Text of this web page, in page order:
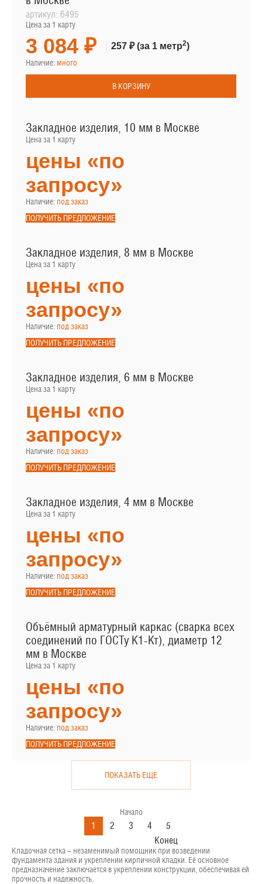
артикул: 6495
Цена за 1 карту
3 084 ₽ 257 ₽(за 1 метр2)
Наличие: много
В КОРЗИНУ
Закладное изделия, 10 мм в Москве
Цена за 1 карту
цены «по
запросу»
Наличие: под заказ
ПОЛУЧИТЬ ПРЕДЛОЖЕНИЕ
Закладное изделия, 8 мм в Москве
Цена за 1 карту
цены «по
запросу»
Наличие: под заказ
ПОЛУЧИТЬ ПРЕДЛОЖЕНИЕ
Закладное изделия, 6 мм в Москве
Цена за 1 карту
цены «по
запросу»
Наличие: под заказ
ПОЛУЧИТЬ ПРЕДЛОЖЕНИЕ
Закладное изделия, 4 мм в Москве
Цена за 1 карту
цены «по
запросу»
Наличие: под заказ
ПОЛУЧИТЬ ПРЕДЛОЖЕНИЕ
Объёмный арматурный каркас (сварка всех
соединений по ГОСТу К1-Кт), диаметр 12
мм в Москве
Цена за 1 карту
цены «по
запросу»
Наличие: под заказ
ПОЛУЧИТЬ ПРЕДЛОЖЕНИЕ
ПОКАЗАТЬ ЕЩЕ
Начало
1 2 3 4
5
Конец
Кладочная сетка – незаменимый помощник при возведении
фундамента здания и укреплении кирпичной кладки. Её основное
предназначение заключается в укреплении конструкции, обеспечивая ей
прочность и надежность.